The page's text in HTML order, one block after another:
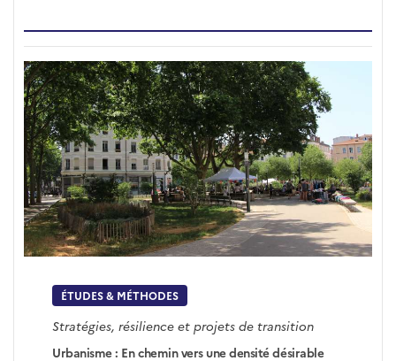
ÉTUDES & MÉTHODES
Stratégies, résilience et projets de transition
Urbanisme : En chemin vers une densité désirable